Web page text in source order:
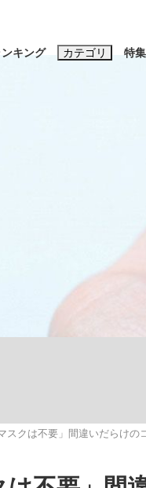
ンキング カテゴリ
本田圭佑が初めて明かした
特集
スクは不要」間違いだらけの